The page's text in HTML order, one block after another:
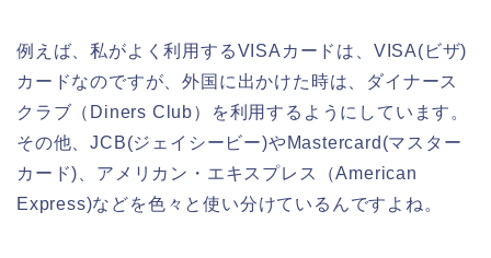
例えば、私がよく利用するVISAカードは、VISA(ビザ)
カードなのですが、外国に出かけた時は、ダイナース
クラブ（Diners Club）を利用するようにしています。
その他、JCB(ジェイシービー)やMastercard(マスター
カード)、アメリカン・エキスプレス（American
Express)などを色々と使い分けているんですよね。